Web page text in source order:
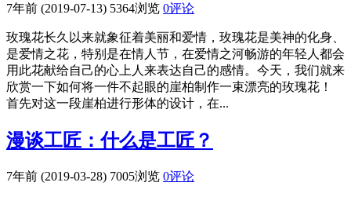
7年前 (2019-07-13) 5364浏览 0评论
玫瑰花长久以来就象征着美丽和爱情，玫瑰花是美神的化身、
是爱情之花，特别是在情人节，在爱情之河畅游的年轻人都会
用此花献给自己的心上人来表达自己的感情。今天，我们就来
欣赏一下如何将一件不起眼的崖柏制作一束漂亮的玫瑰花！
首先对这一段崖柏进行形体的设计，在...
漫谈工匠：什么是工匠？
7年前 (2019-03-28) 7005浏览 0评论